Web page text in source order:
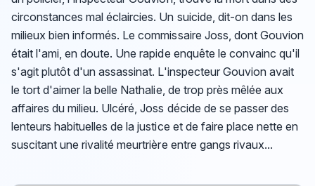
circonstances mal éclaircies. Un suicide, dit-on dans les
milieux bien informés. Le commissaire Joss, dont Gouvion
était l'ami, en doute. Une rapide enquête le convainc qu'il
s'agit plutôt d'un assassinat. L'inspecteur Gouvion avait
le tort d'aimer la belle Nathalie, de trop près mêlée aux
affaires du milieu. Ulcéré, Joss décide de se passer des
lenteurs habituelles de la justice et de faire place nette en
suscitant une rivalité meurtrière entre gangs rivaux...